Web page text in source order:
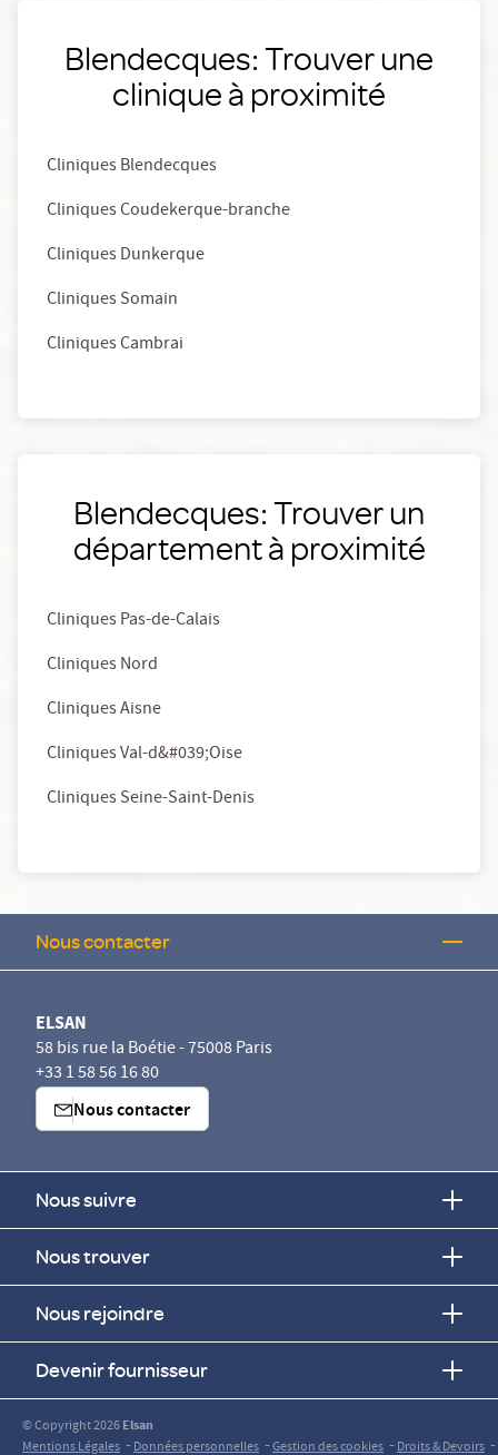
Blendecques: Trouver une
clinique à proximité
Cliniques Blendecques
Cliniques Coudekerque-branche
Cliniques Dunkerque
Cliniques Somain
Cliniques Cambrai
Blendecques: Trouver un
département à proximité
Cliniques Pas-de-Calais
Cliniques Nord
Cliniques Aisne
Cliniques Val-d&#039;Oise
Cliniques Seine-Saint-Denis
Nous contacter
ELSAN
58 bis rue la Boétie - 75008 Paris
+33 1 58 56 16 80
Nous contacter
Nous suivre
Nous trouver
Nous rejoindre
Devenir fournisseur
© Copyright 2026Elsan
Mentions Légales -Données personnelles -Gestion des cookies -Droits & Devoirs -